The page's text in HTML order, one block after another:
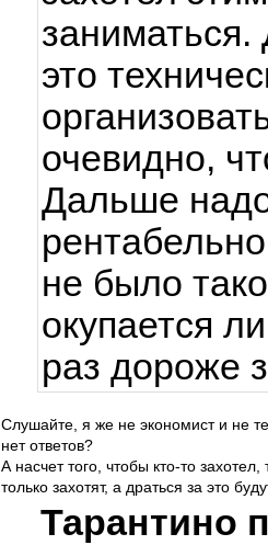
это
очевидно,
Дальше
не было
окупается
раз дороже
Слушайте, я же не экономист и не
нет ответов?
А насчет того, чтобы кто-то
только захотят, а драться за это
Тарантино